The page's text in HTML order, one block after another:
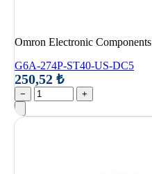
Omron Electronic Components
G6A-274P-ST40-US-DC5
250,52 ₺
− +